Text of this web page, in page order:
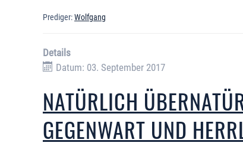
Prediger:Wolfgang
Details
Datum: 03. September 2017
NATÜRLICH
GEGENWART UND